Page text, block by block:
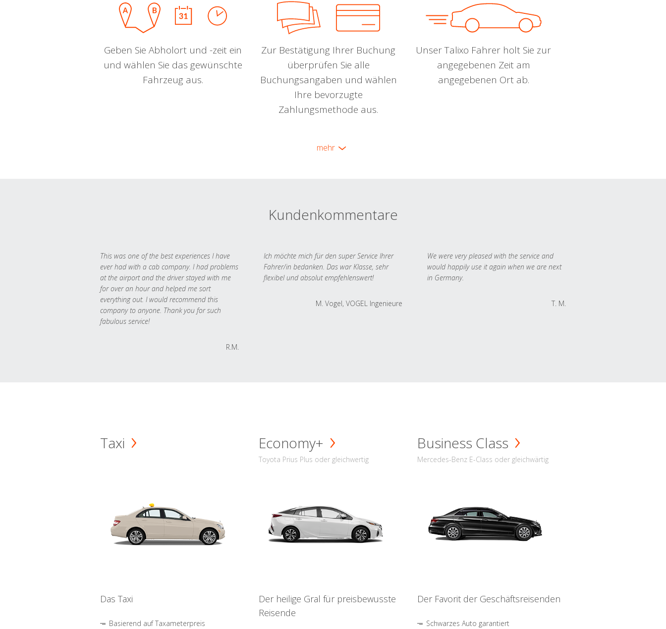
Geben Sie Abholort und -zeit ein
und wählen Sie das gewünschte
Fahrzeug aus.
Zur Bestätigung Ihrer Buchung
überprüfen Sie alle
Buchungsangaben und wählen
Ihre bevorzugte
Zahlungsmethode aus.
Unser Talixo Fahrer holt Sie zur
angegebenen Zeit am
angegebenen Ort ab.
mehr
Kundenkommentare
This was one of the best experiences I have
ever had with a cab company. I had problems
at the airport and the driver stayed with me
for over an hour and helped me sort
everything out. I would recommend this
company to anyone. Thank you for such
fabulous service!
R.M.
Ich möchte mich für den super Service Ihrer
Fahrer/in bedanken. Das war Klasse, sehr
flexibel und absolut empfehlenswert!
M. Vogel, VOGEL Ingenieure
We were very pleased with the service and
would happily use it again when we are next
in Germany.
T. M.
Taxi
Das Taxi
Basierend auf Taxameterpreis
Economy+
Toyota Prius Plus oder gleichwertig
Der heilige Gral für preisbewusste
Reisende
Business Class
Mercedes-Benz E-Class oder gleichwärtig
Der Favorit der Geschäftsreisenden
Schwarzes Auto garantiert